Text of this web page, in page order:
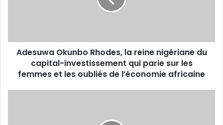
investissement
Adesuwa Okunbo Rhodes, la reine nigériane du
capital-investissement qui parie sur les
femmes et les oubliés de l’économie africaine